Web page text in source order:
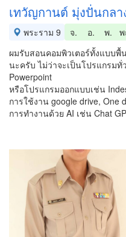
เทวัญกานต์ มุ่งปั่นกล
พระราม 9 จ. อ. พ.
ผมรับสอนคอมพิวเตอร์ทั้งแบบ
นะครับ ไม่ว่าจะเป็นโปรแกรมทั่
Powerpoint
หรือโปรแกรมออกแบบเช่น
การใช้งาน google drive, One
การทำงานด้วย AI เช่น Chat